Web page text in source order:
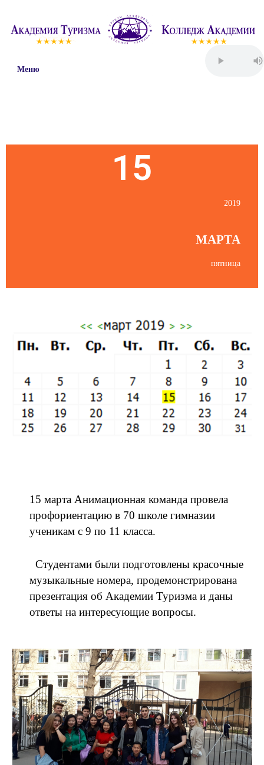
Меню
15
2019
МАРТА
пятница
15 марта Анимационная команда провела
профориентацию в 70 школе гимназии
ученикам с 9 по 11 класса.
Студентами были подготовлены красочные
музыкальные номера, продемонстрирована
презентация об Академии Туризма и даны
ответы на интересующие вопросы.